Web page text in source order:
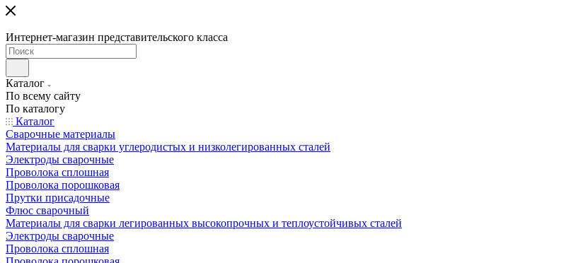
Интернет-магазин представительского класса
Каталог
По всему сайту
По каталогу
Каталог
Сварочные материалы
Материалы для сварки углеродистых и низколегированных сталей
Электроды сварочные
Проволока сплошная
Проволока порошковая
Прутки присадочные
Флюс сварочный
Материалы для сварки легированных высокопрочных и теплоустойчивых сталей
Электроды сварочные
Проволока сплошная